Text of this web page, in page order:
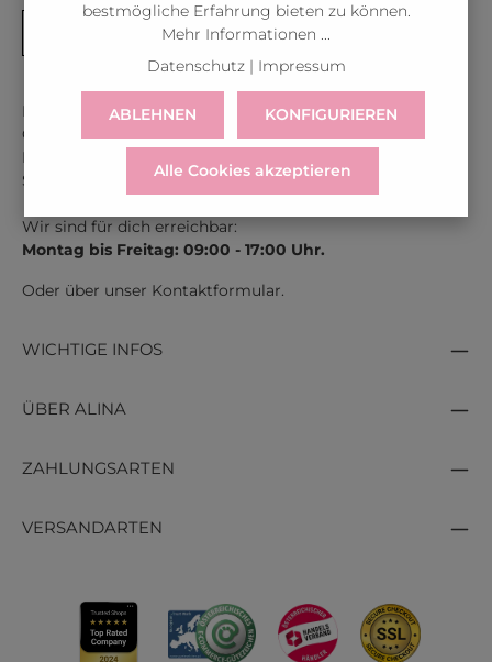
Kontaktiere uns unter der gratis Rufnummer:
Österreich:0043 800 366 60 33
Deutschland:
Schweiz:
0041 800 366 603
Wir sind für dich erreichbar:
Montag bis Freitag: 09:00 - 17:00 Uhr.
Oder über unser Kontaktformular.
WICHTIGE INFOS
ÜBER ALINA
ZAHLUNGSARTEN
VERSANDARTEN
bestmögliche Erfahrung bieten zu können.
Mehr Informationen ...
Datenschutz| Impressum
ABLEHNEN KONFIGURIEREN
Alle Cookies akzeptieren